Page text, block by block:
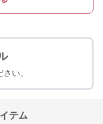
い。
テム